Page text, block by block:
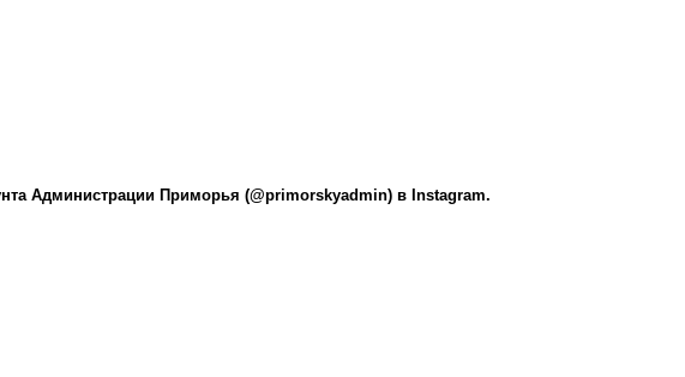
Администрации Приморья (@primorskyadmin) в Instagram.